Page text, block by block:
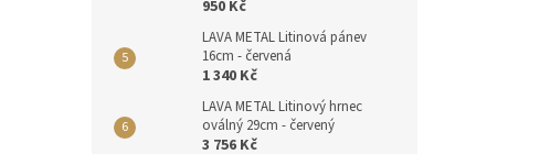
950 Kč
LAVA METAL Litinová pánev
16cm - červená
1 340 Kč
LAVA METAL Litinový hrnec
oválný 29cm - červený
3 756 Kč